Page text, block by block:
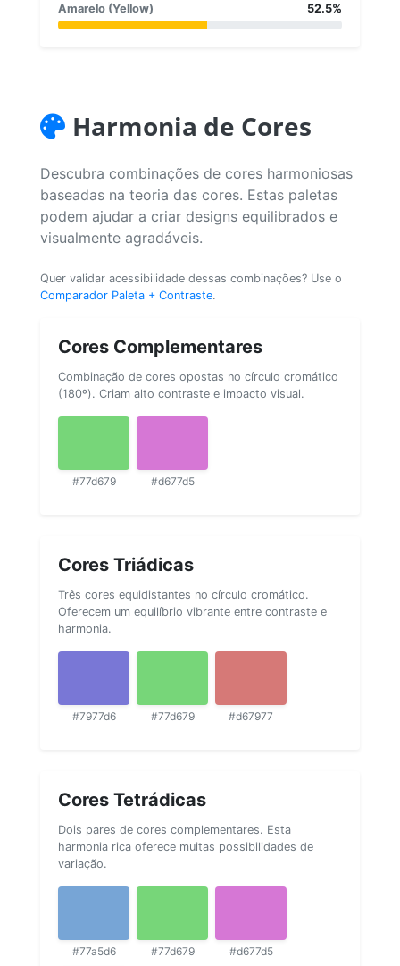
Amarelo (Yellow) 52.5%
Harmonia de Cores
Descubra combinações de cores harmoniosas
baseadas na teoria das cores. Estas paletas
podem ajudar a criar designs equilibrados e
visualmente agradáveis.
Quer validar acessibilidade dessas combinações? Use o
Comparador Paleta + Contraste.
Cores Complementares
Combinação de cores opostas no círculo cromático
(180º). Criam alto contraste e impacto visual.
#77d679 #d677d5
Cores Triádicas
Três cores equidistantes no círculo cromático.
Oferecem um equilíbrio vibrante entre contraste e
harmonia.
#7977d6 #77d679 #d67977
Cores Tetrádicas
Dois pares de cores complementares. Esta
harmonia rica oferece muitas possibilidades de
variação.
#77a5d6 #77d679 #d677d5